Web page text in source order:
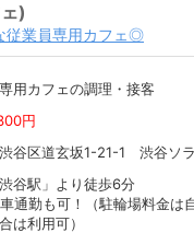
)
業員専用カフェ◎
用カフェの調理・接客
円
谷区道玄坂1-21-1 渋谷ソ
谷駅」より徒歩6分
通勤も可！（駐輪場料金は
は利用可）